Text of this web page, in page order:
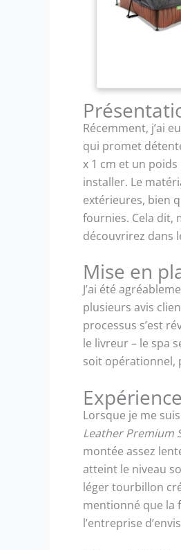
Récemment, j’ai
qui promet
x 1 cm et un
installer. Le
extérieures, bien
fournies. Cela dit,
découvrirez dans
Mise en
J’ai été
plusieurs avis
processus s’est
le livreur – le spa
soit opérationnel,
Lorsque je me
Leather Premium
montée assez
atteint le niveau
léger tourbillon
mentionné que la
l’entreprise